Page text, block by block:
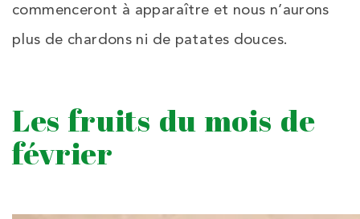
commenceront à apparaître et nous n’aurons
plus de chardons ni de patates douces.
Les fruits du mois de
février